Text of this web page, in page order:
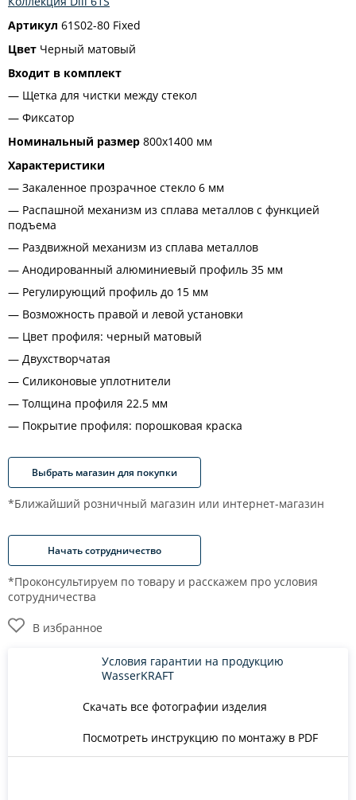
Артикул 61S02-80 Fixed
Цвет Черный матовый
Входит в комплект
Щетка для чистки между стекол
Фиксатор
Номинальный размер 800х1400 мм
Характеристики
Закаленное прозрачное стекло 6 мм
Распашной механизм из сплава металлов с функцией
подъема
Раздвижной механизм из сплава металлов
Анодированный алюминиевый профиль 35 мм
Регулирующий профиль до 15 мм
Возможность правой и левой установки
Цвет профиля: черный матовый
Двухстворчатая
Силиконовые уплотнители
Толщина профиля 22.5 мм
Покрытие профиля: порошковая краска
Выбрать магазин для покупки
*Ближайший розничный магазин или интернет-магазин
Начать сотрудничество
*Проконсультируем по товару и расскажем про условия
сотрудничества
В избранное
Скачать все фотографии изделия
Посмотреть инструкцию по монтажу в PDF
Условия гарантии на продукцию
WasserKRAFT